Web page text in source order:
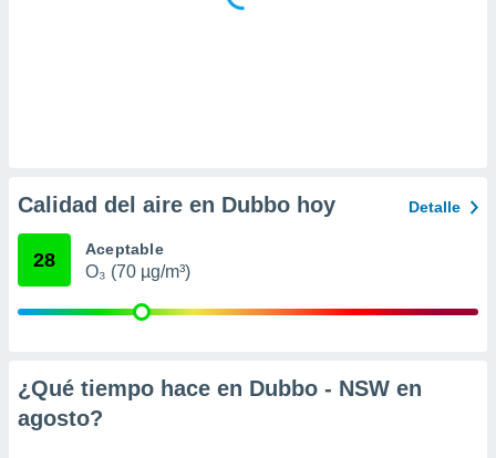
contenido
el
del
de
de
Calidad del aire en Dubbo hoy Detalle
28 Aceptable
O₃ (70 µg/m³)
¿Qué tiempo hace en Dubbo - NSW en
agosto?